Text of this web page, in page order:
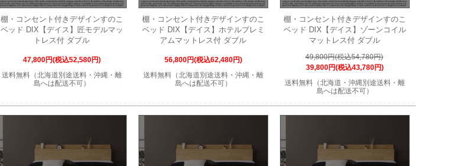
棚・コンセント付きデザインすのこ
ベッド DIX【デイス】匠モデルマッ
トレス付 ダブル
47,800円(税込52,580円)
送料無料（北海道別途送料・沖縄・離
島へは配送不可）
棚・コンセント付きデザインすのこ
ベッド DIX【デイス】ホテルプレミ
アムマットレス付 ダブル
56,800円(税込62,480円)
送料無料（北海道別途送料・沖縄・離
島へは配送不可）
棚・コンセント付きデザインすのこ
ベッド DIX【デイス】ゾーンコイル
マットレス付 ダブル
49,800円(税込54,780円)
39,800円(税込43,780円)
送料無料（北海道・沖縄別途送料・離
島へは配送不可）